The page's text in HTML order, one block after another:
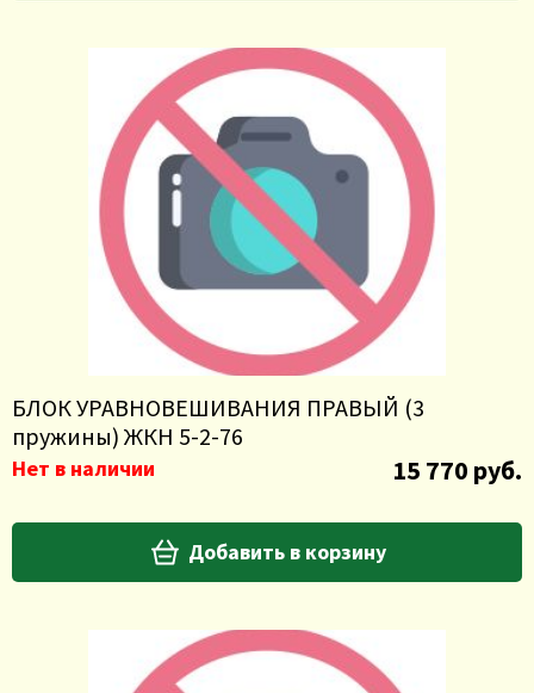
БЛОК УРАВНОВЕШИВАНИЯ ПРАВЫЙ (3
пружины) ЖКН 5-2-76
Нет в наличии 15 770 руб.
Добавить в корзину